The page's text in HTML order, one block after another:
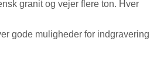
granit og vejer flere ton. Hver
gode muligheder for indgravering